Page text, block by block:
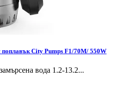
City Pumps F1/70M/ 550W
вода 1.2-13.2...